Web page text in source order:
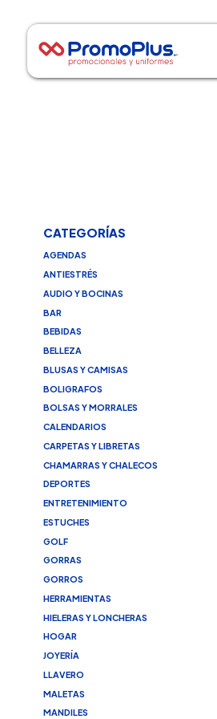
CATEGORÍAS
AGENDAS
ANTIESTRÉS
AUDIO Y BOCINAS
BAR
BEBIDAS
BELLEZA
BLUSAS Y CAMISAS
BOLIGRAFOS
BOLSAS Y MORRALES
CALENDARIOS
CARPETAS Y LIBRETAS
CHAMARRAS Y CHALECOS
DEPORTES
ENTRETENIMIENTO
ESTUCHES
GOLF
GORRAS
GORROS
HERRAMIENTAS
HIELERAS Y LONCHERAS
HOGAR
JOYERÍA
LLAVERO
MALETAS
MANDILES